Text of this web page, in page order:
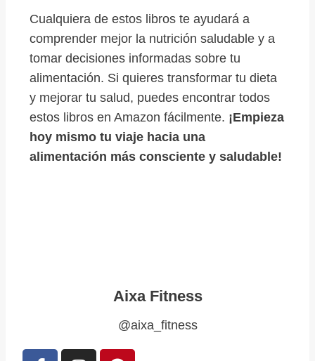
Cualquiera de estos libros te ayudará a
comprender mejor la nutrición saludable y a
tomar decisiones informadas sobre tu
alimentación. Si quieres transformar tu dieta
y mejorar tu salud, puedes encontrar todos
estos libros en Amazon fácilmente. ¡Empieza
hoy mismo tu viaje hacia una
alimentación más consciente y saludable!
Aixa Fitness
@aixa_fitness